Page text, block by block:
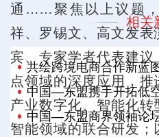
通……聚焦以上议题
祥、罗锡文、高文发
宾、专家学者代表建
点领域的深度应用，
产业数字化、智能化
智能领域的联合研发
相关
共绘跨境电商合作新蓝
中国—东盟携手开拓低
中国—东盟商界领袖论